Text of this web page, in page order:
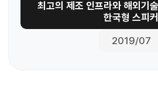
최고의 제조 인프라와 해외기
한국형 스피커
2019/07